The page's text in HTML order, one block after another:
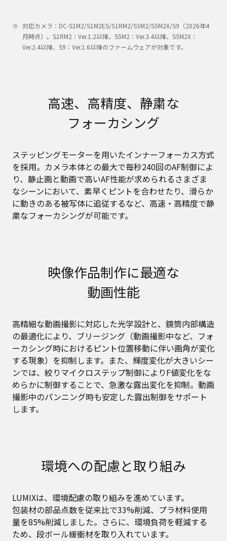
対応カメラ：DC-S1M2/S1M2ES/S1RM2/S5M2/S5M2X/S9（2026年4
月時点）。S1RM2：Ver.1.2以降、S5M2：Ver.3.4以降、S5M2X：
Ver.2.4以降、S9：Ver.1.6以降のファームウェアが対象です。
高速、高精度、静粛な
フォーカシング
ステッピングモーターを用いたインナーフォーカス方式
を採用。カメラ本体との最大で毎秒240回のAF制御によ
り、静止画と動画で高いAF性能が求められるさまざま
なシーンにおいて、素早くピントを合わせたり、滑らか
に動きのある被写体に追従するなど、高速・高精度で静
粛なフォーカシングが可能です。
映像作品制作に最適な
動画性能
高精細な動画撮影に対応した光学設計と、鏡筒内部構造
の最適化により、ブリージング（動画撮影中など、フォ
ーカシング時におけるピント位置移動に伴い画角が変化
する現象）を抑制します。また、輝度変化が大きいシー
ンでは、絞りマイクロステップ制御によりF値変化をな
めらかに制御することで、急激な露出変化を抑制。動画
撮影中のパンニング時も安定した露出制御をサポート
します。
環境への配慮と取り組み
LUMIXは、環境配慮の取り組みを進めています。
包装材の部品点数を従来比で33%削減、プラ材料使用
量を85%削減しました。さらに、環境負荷を軽減する
ため、段ボール緩衝材を取り入れています。